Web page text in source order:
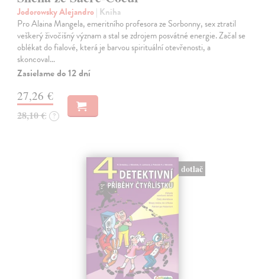
Jodorowsky Alejandro| Kniha
Pro Alaina Mangela, emeritního profesora ze Sorbonny, sex ztratil
veškerý živočišný význam a stal se zdrojem posvátné energie. Začal se
oblékat do fialové, která je barvou spirituální otevřenosti, a
skoncoval…
Zasielame do 12 dní
27,26 €
28,10 € ?
dotlač